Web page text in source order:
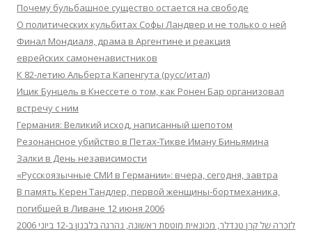
Почему бульбашное существо остается на свободе
О политических кульбитах Софы Ландвер и не только о ней
Финал Мондиаля, драма в Аргентине и реакция
еврейских самоненавистников
К 82-летию Альберта Капенгута (русс/итал)
Ицик Бунцель в Кнессете о том, как Ронен Бар организовал
встречу с ним
Германия: Великий исход, написанный шепотом
Резонансное убийство в Петах-Тикве Иману Биньямина
Залки в День независимости
«Русскоязычные СМИ в Германии»: вчера, сегодня, завтра
В память Керен Тандлер, первой женщины-бортмеханика,
погибшей в Ливане 12 июня 2006
לזכרה של קרן טנדלר, מכונאית מוטסת ראשונה, נהרגה בלבנון ב-12 ביוני 2006